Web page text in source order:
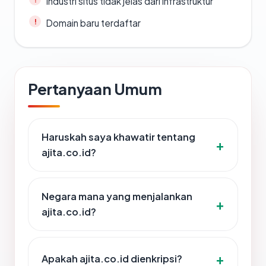
Domain baru terdaftar
Pertanyaan Umum
Haruskah saya khawatir tentang
ajita.co.id?
Negara mana yang menjalankan
ajita.co.id?
Apakah ajita.co.id dienkripsi?